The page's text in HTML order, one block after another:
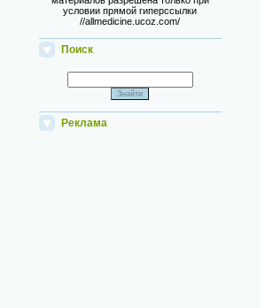
условии прямой гиперссылки
//allmedicine.ucoz.com/
Поиск
Реклама